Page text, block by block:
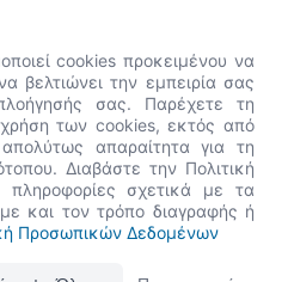
τις νεότερες εκδόσεις, Google Chrome, Mozilla Firefox,
ήρθες! Είμαι η Νόησις.
πώς μπορώ να σε βοηθήσω
cookies προκειμένου να
βελτιώνει την εμπειρία σας
σας. Παρέχετε τη
των cookies, εκτός από
απαραίτητα για τη
Διαβάστε την Πολιτική
πληροφορίες σχετικά με τα
και τον τρόπο διαγραφής ή
Προσωπικών Δεδομένων